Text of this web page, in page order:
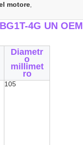
motore,
4G UN OEM
Diametr
o
millimet
ro
105